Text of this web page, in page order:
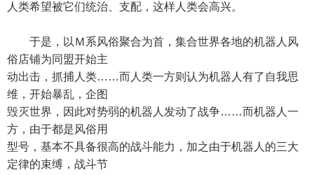
人类希望被它们统治、支配，这样人类会高兴。
于是，以Ｍ系风俗聚合为首，集合世界各地的机器人风
俗店铺为同盟开始主
动出击，抓捕人类……而人类一方则认为机器人有了自我思
维，开始暴乱，企图
毁灭世界，因此对势弱的机器人发动了战争……而机器人一
方，由于都是风俗用
型号，基本不具备很高的战斗能力，加之由于机器人的三大
定律的束缚，战斗节